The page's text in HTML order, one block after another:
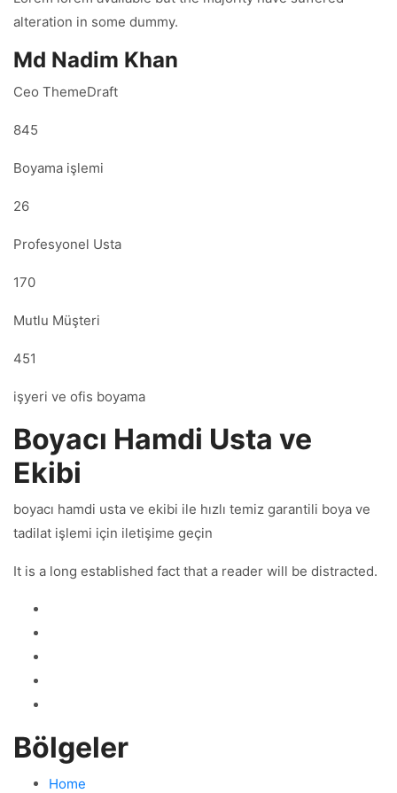
alteration in some dummy.
Md Nadim Khan
Ceo ThemeDraft
845
Boyama işlemi
26
Profesyonel Usta
170
Mutlu Müşteri
451
işyeri ve ofis boyama
Boyacı Hamdi Usta ve
Ekibi
boyacı hamdi usta ve ekibi ile hızlı temiz garantili boya ve
tadilat işlemi için iletişime geçin
It is a long established fact that a reader will be distracted.
Bölgeler
Home